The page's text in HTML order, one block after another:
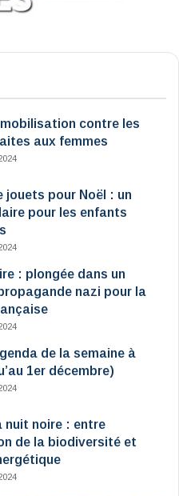
mobilisation contre les
aux femmes
jouets pour Noël : un
pour les enfants
: plongée dans un
nazi pour la
de la semaine à
1er décembre)
nuit noire : entre
de la biodiversité et